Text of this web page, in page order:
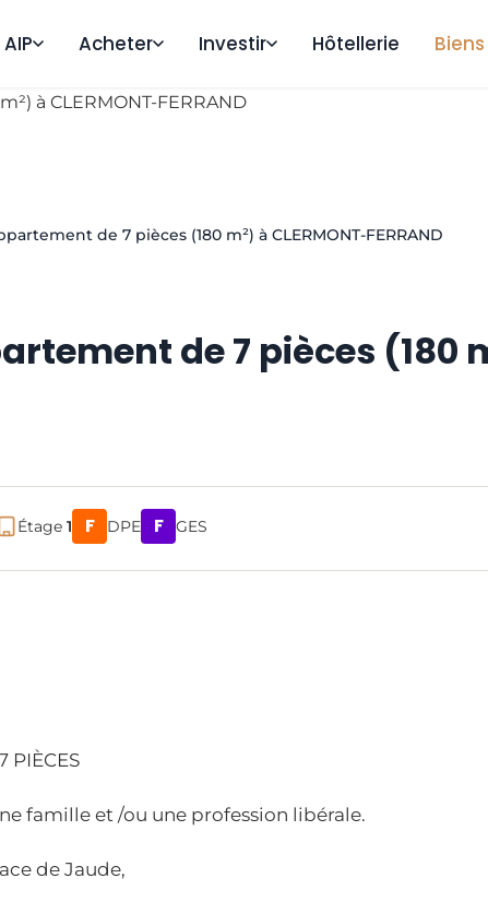
Acheter Investir Hôtellerie
de 7 pièces (180 m²) à CLERMONT-FERRAND
de 7 pièces (180
Étage 1 F DPE F GES
PIÈCES
famille et /ou une profession libérale.
de Jaude,